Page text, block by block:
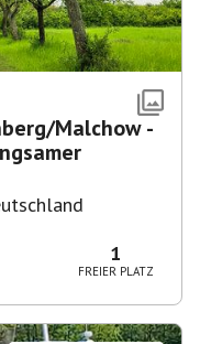
Malchow -
1
FREIER PLATZ